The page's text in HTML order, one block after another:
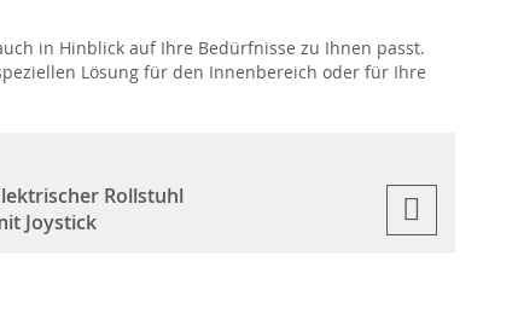
in Hinblick auf Ihre Bedürfnisse zu Ihnen passt.
Lösung für den Innenbereich oder für Ihre
Rollstuhl
Joystick